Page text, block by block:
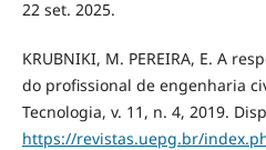
22 set. 2025.
KRUBNIKI, M. PEREIRA, E. A
do profissional de engenharia
Tecnologia, v. 11, n. 4, 2019.
https://revistas.uepg.br/